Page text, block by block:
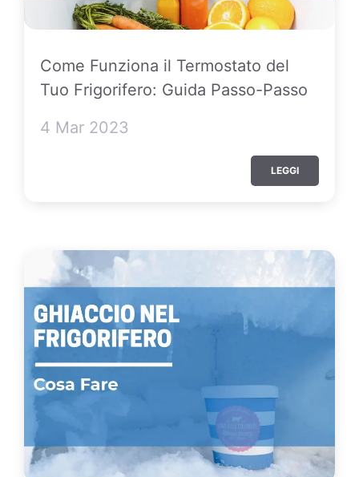
Come Funziona il Termostato del
Tuo Frigorifero: Guida Passo-Passo
4 Mar 2023
LEGGI